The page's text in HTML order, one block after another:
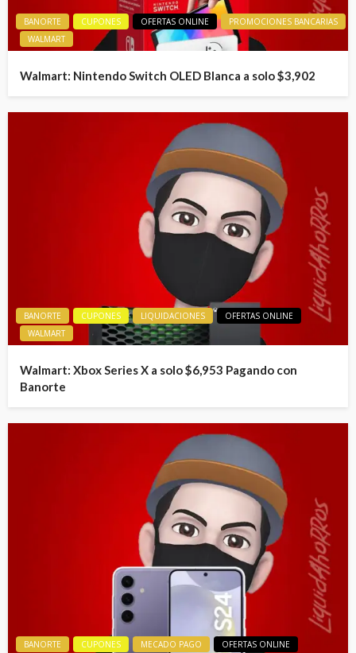
BANORTE CUPONES OFERTAS ONLINE
PROMOCIONES BANCARIAS
WALMART
Walmart: Nintendo Switch OLED Blanca a solo $3,902
BANORTE CUPONES LIQUIDACIONES
OFERTAS ONLINE
WALMART
Walmart: Xbox Series X a solo $6,953 Pagando con
Banorte
BANORTE CUPONES MECADO PAGO OFERTAS ONLINE